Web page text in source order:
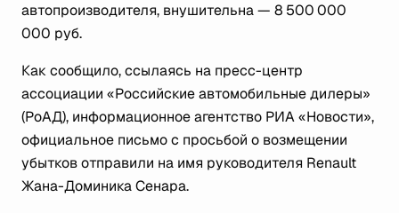
автопроизводителя, внушительна — 8 500 000
000 руб.
Как сообщило, ссылаясь на пресс-центр
ассоциации «Российские автомобильные дилеры»
(РоАД), информационное агентство РИА «Новости»,
официальное письмо с просьбой о возмещении
убытков отправили на имя руководителя Renault
Жана-Доминика Сенара.